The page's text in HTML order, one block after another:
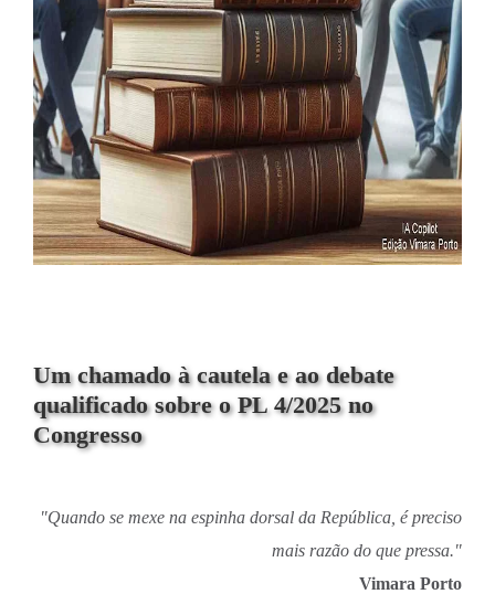
Um chamado à cautela e ao debate
qualificado sobre o PL 4/2025 no
Congresso
"Quando se mexe na espinha dorsal da República, é preciso
mais razão do que pressa."
Vimara Porto